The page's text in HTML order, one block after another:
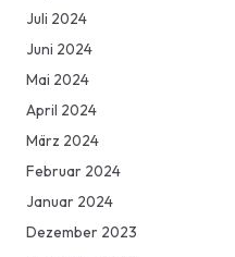
Juli 2024
Juni 2024
Mai 2024
April 2024
März 2024
Februar 2024
Januar 2024
Dezember 2023